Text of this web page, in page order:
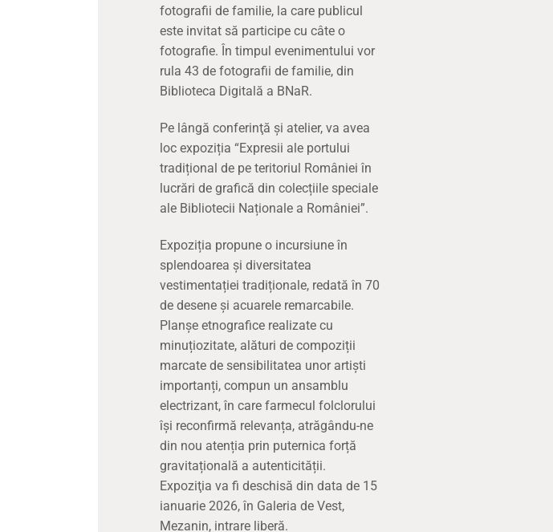
fotografii de familie, la care publicul
este invitat să participe cu câte o
fotografie. În timpul evenimentului vor
rula 43 de fotografii de familie, din
Biblioteca Digitală a BNaR.
Pe lângă conferinţă şi atelier, va avea
loc expoziția “Expresii ale portului
tradițional de pe teritoriul României în
lucrări de grafică din colecțiile speciale
ale Bibliotecii Naționale a României”.
Expoziția propune o incursiune în
splendoarea și diversitatea
vestimentației tradiționale, redată în 70
de desene și acuarele remarcabile.
Planșe etnografice realizate cu
minuțiozitate, alături de compoziții
marcate de sensibilitatea unor artiști
importanți, compun un ansamblu
electrizant, în care farmecul folclorului
își reconfirmă relevanța, atrăgându-ne
din nou atenția prin puternica forță
gravitațională a autenticității.
Expoziţia va fi deschisă din data de 15
ianuarie 2026, în Galeria de Vest,
Mezanin, intrare liberă.